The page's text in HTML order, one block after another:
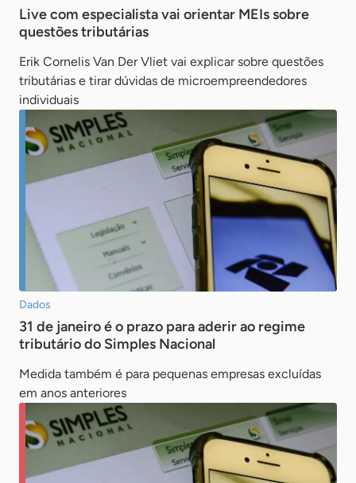
Live com especialista vai orientar MEIs sobre
questões tributárias
Erik Cornelis Van Der Vliet vai explicar sobre questões
tributárias e tirar dúvidas de microempreendedores
individuais
Dados
31 de janeiro é o prazo para aderir ao regime
tributário do Simples Nacional
Medida também é para pequenas empresas excluídas
em anos anteriores